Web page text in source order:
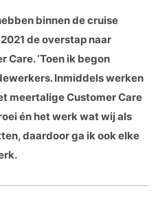
binnen de cruise
de overstap naar
Care. ‘Toen ik begon
Inmiddels werken
meertalige Customer Care
én het werk wat wij als
daardoor ga ik ook elke